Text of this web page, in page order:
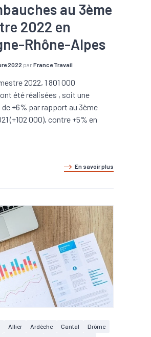
au 3ème
2022 en
Rhône-Alpes
2022 par France Travail
2022, 1 801 000
été réalisées , soit une
+6% par rapport au 3ème
(+102 000), contre +5% en
En savoir plus
Allier Ardèche Cantal
Drôme